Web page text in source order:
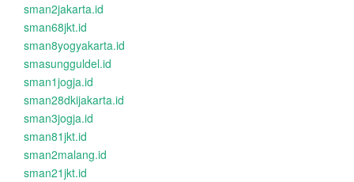
sman2jakarta.id
sman68jkt.id
sman8yogyakarta.id
smasungguldel.id
sman1jogja.id
sman28dkijakarta.id
sman3jogja.id
sman81jkt.id
sman2malang.id
sman21jkt.id